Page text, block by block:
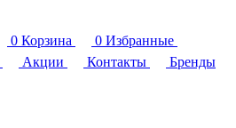
0 Корзина 0 Избранные
Акции Контакты
Бренды